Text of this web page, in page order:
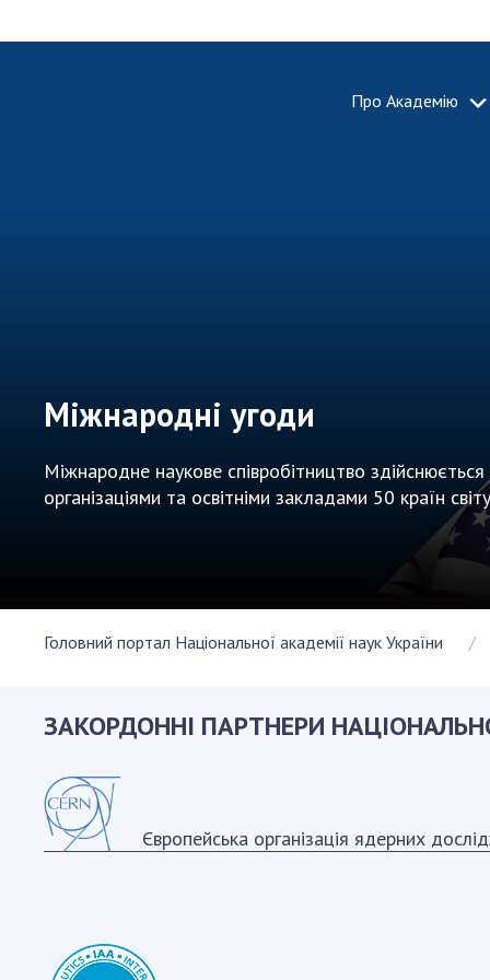
Про Академію
та
НАН
імені
академії
України
Міжнародні угоди
Міжнародне наукове співробітництво
організаціями та освітніми закладами 50 країн
Головний портал Національної академії наук України
ЗАКОРДОННІ ПАРТНЕРИ
Європейська організація ядерних